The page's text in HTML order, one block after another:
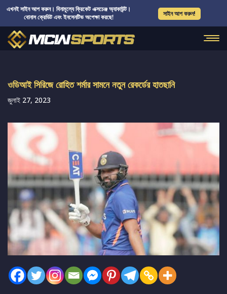
এখনই সাইন আপ করুন। বিনামূল্যে ক্রিকেট এক্সচেঞ্জ অ্যাকাউন্ট।
বোনাস ক্রেডিট এবং ইনসেনটিভ অপেক্ষা করছে!
সাইন আপ করুন!
ওডিআই সিরিজে রোহিত শর্মার সামনে নতুন রেকর্ডের হাতছানি
জুলাই 27, 2023